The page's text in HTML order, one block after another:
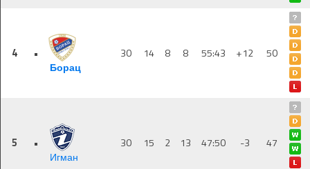
4
•
Борац
30 14 8 8 55:43 +12 50
5
•
Игман
30 15 2 13 47:50 -3 47